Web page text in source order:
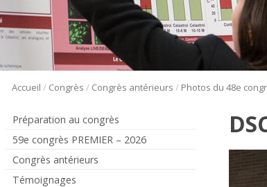
Accueil / Congrès / Congrès antérieurs /
Préparation au congrès
59e congrès PREMIER – 2026
Congrès antérieurs
Témoignages